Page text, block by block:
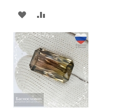
В
ИЗБРАННОЕ
СРАВНЕНИЮ